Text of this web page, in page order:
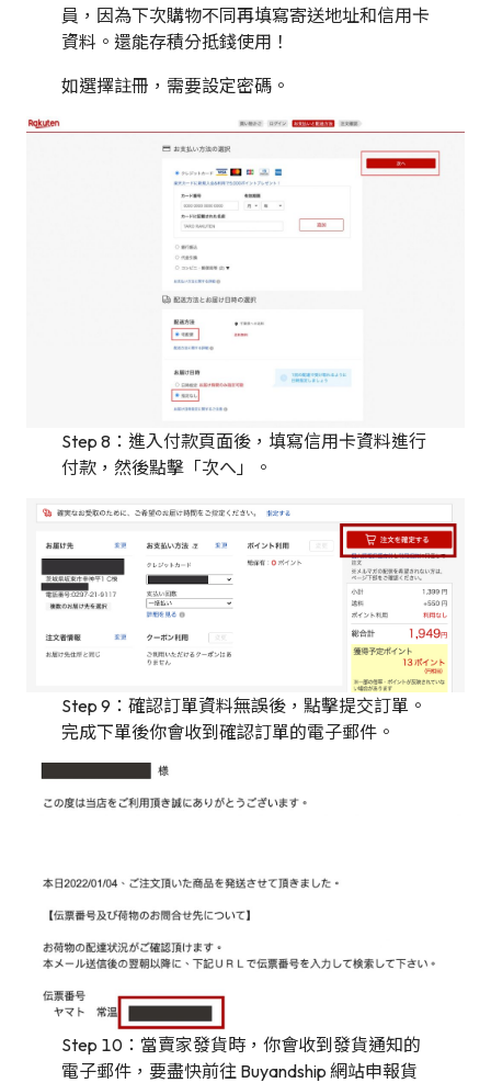
員，因為下次購物不同再填寫寄送地址和信用卡
資料。還能存積分抵錢使用！
如選擇註冊，需要設定密碼。
Step 8：進入付款頁面後，填寫信用卡資料進行
付款，然後點擊「次へ」。
Step 9：確認訂單資料無誤後，點擊提交訂單。
完成下單後你會收到確認訂單的電子郵件。
Step 10：當賣家發貨時，你會收到發貨通知的
電子郵件，要盡快前往 Buyandship 網站申報貨